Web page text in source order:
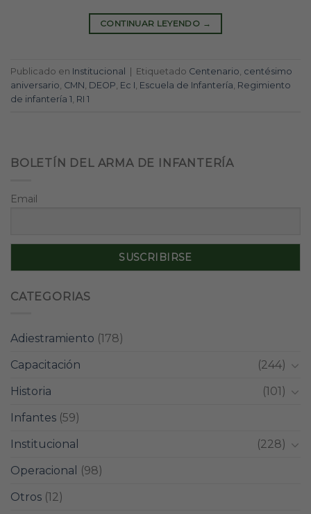
CONTINUAR LEYENDO →
Publicado en Institucional | Etiquetado Centenario centésimo
aniversario CMN DEOP Ec I Escuela de Infantería Regimiento
de infantería 1 RI 1
BOLETÍN DEL ARMA DE INFANTERÍA
Email
CATEGORIAS
Adiestramiento (178)
Capacitación
(244)
Historia
(101)
Infantes (59)
Institucional
(228)
Operacional
(98)
Otros (12)